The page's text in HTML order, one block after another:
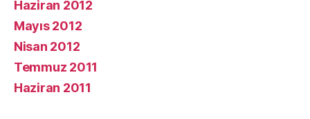
Haziran 2012
Mayıs 2012
Nisan 2012
Temmuz 2011
Haziran 2011